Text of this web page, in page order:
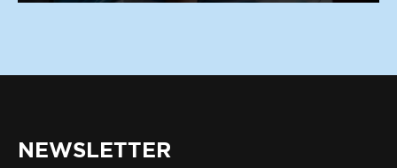
NEWSLETTER